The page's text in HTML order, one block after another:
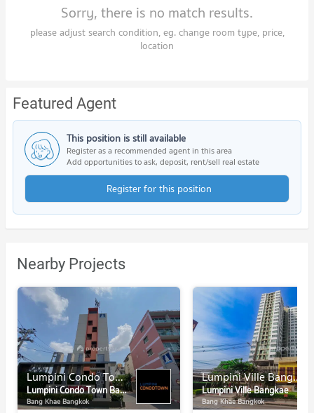
Sorry, there is no match results.
please adjust search condition, eg. change room type, price,
location
Featured Agent
This position is still available
Register as a recommended agent in this area
Add opportunities to ask, deposit, rent/sell real estate
Register for this position
Nearby Projects
Lumpini Condo Town Bangkhae
Lumpini Condo Town Bangkhae
Bang Khae Bangkok
Lumpini Ville Bangkae
Lumpini Ville Bangkae
Bang Khae Bangkok